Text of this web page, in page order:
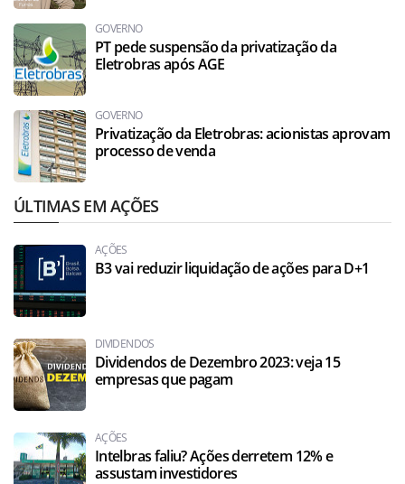
GOVERNO
PT pede suspensão da privatização da
Eletrobras após AGE
GOVERNO
Privatização da Eletrobras: acionistas aprovam
processo de venda
ÚLTIMAS EM AÇÕES
AÇÕES
B3 vai reduzir liquidação de ações para D+1
DIVIDENDOS
Dividendos de Dezembro 2023: veja 15
empresas que pagam
AÇÕES
Intelbras faliu? Ações derretem 12% e
assustam investidores